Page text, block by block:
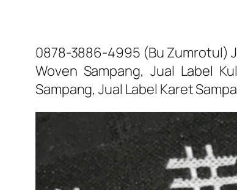
0878-3886-4995 (Bu Zumrotul)
Woven Sampang, Jual Label
Sampang, Jual Label Karet